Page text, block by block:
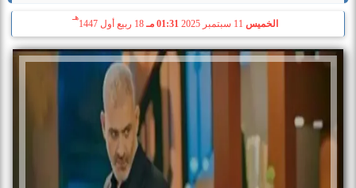
الخميس 01:31 مـ 18 ربيع أول 1447
هـ